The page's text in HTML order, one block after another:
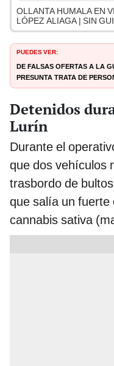
OLLANTA HUMALA EN
LÓPEZ ALIAGA | SIN
PUEDES VER:
De falsas ofertas a la
presunta trata de
llevados a Rusia
Detenidos
Lurín
Durante el
que dos vehículos
trasbordo de
que salía un
cannabis sativa